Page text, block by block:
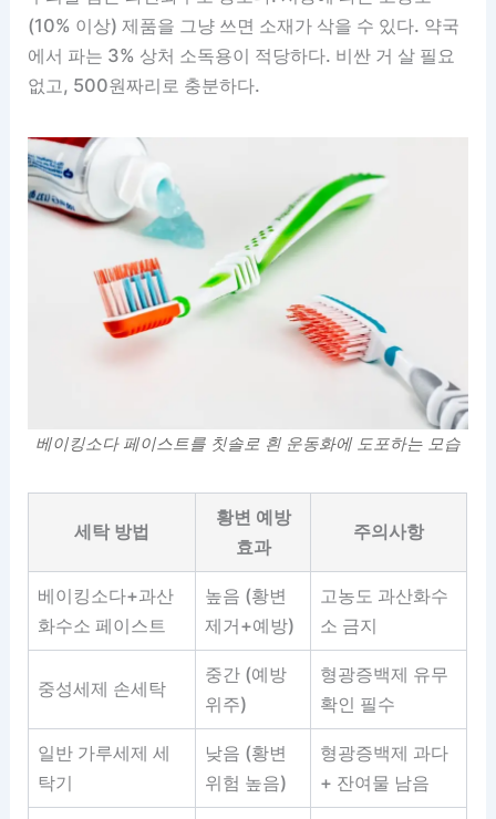
(10% 이상) 제품을 그냥 쓰면 소재가 삭을 수 있다. 약국
에서 파는 3% 상처 소독용이 적당하다. 비싼 거 살 필요
없고, 500원짜리로 충분하다.
베이킹소다 페이스트를 칫솔로 흰 운동화에 도포하는 모습
세탁 방법
황변 예방
효과
주의사항
베이킹소다+과산
화수소 페이스트
높음 (황변
제거+예방)
고농도 과산화수
소 금지
중성세제 손세탁
중간 (예방
위주)
형광증백제 유무
확인 필수
일반 가루세제 세
탁기
낮음 (황변
위험 높음)
형광증백제 과다
+ 잔여물 남음